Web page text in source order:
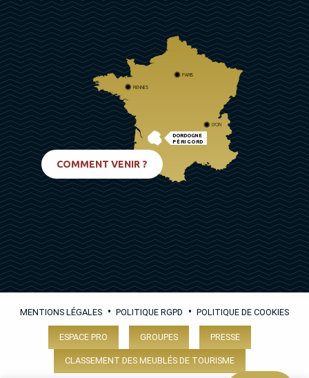
DORDOGNE
PÉRIGORD
PARIS
RENNES
LYON
COMMENT VENIR ?
MENTIONS LÉGALES • POLITIQUE RGPD • POLITIQUE DE COOKIES
ESPACE PRO GROUPES PRESSE
CLASSEMENT DES MEUBLÉS DE TOURISME